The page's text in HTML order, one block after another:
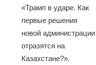
«Трамп в ударе. Как
первые решения
новой администрации
отразятся на
Казахстане?».